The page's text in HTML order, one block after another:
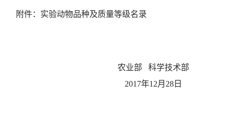
附件：实验动物品种及质量等级名录
农业部 科学技术部
2017年12月28日